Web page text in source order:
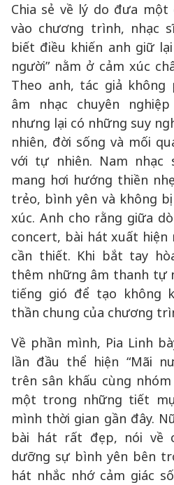
Chia sẻ về lý do đưa một
vào chương trình, nhạc
biết điều khiến anh giữ
người” nằm ở cảm xúc
Theo anh, tác giả không
âm nhạc chuyên
nhưng lại có những suy
nhiên, đời sống và mối
với tự nhiên. Nam nhạc
mang hơi hướng thiền
trẻo, bình yên và không
xúc. Anh cho rằng giữa
concert, bài hát xuất
cần thiết. Khi bắt tay
thêm những âm thanh tự
tiếng gió để tạo không
thần chung của chương
Về phần mình, Pia Linh
lần đầu thể hiện “Mãi
trên sân khấu cùng
một trong những tiết
mình thời gian gần đây.
bài hát rất đẹp, nói về
dưỡng sự bình yên bên
hát nhắc nhớ cảm giác